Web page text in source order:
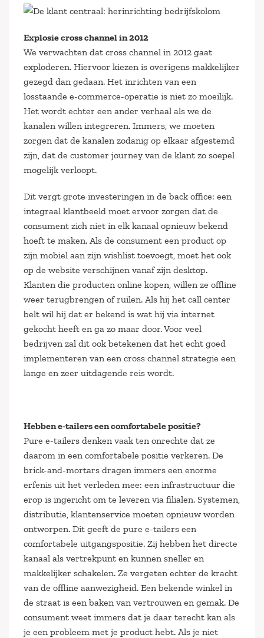
Explosie cross channel in 2012
We verwachten dat cross channel in 2012 gaat
exploderen. Hiervoor kiezen is overigens makkelijker
gezegd dan gedaan. Het inrichten van een
losstaande e-commerce-operatie is niet zo moeilijk.
Het wordt echter een ander verhaal als we de
kanalen willen integreren. Immers, we moeten
zorgen dat de kanalen zodanig op elkaar afgestemd
zijn, dat de customer journey van de klant zo soepel
mogelijk verloopt.
Dit vergt grote investeringen in de back office: een
integraal klantbeeld moet ervoor zorgen dat de
consument zich niet in elk kanaal opnieuw bekend
hoeft te maken. Als de consument een product op
zijn mobiel aan zijn wishlist toevoegt, moet het ook
op de website verschijnen vanaf zijn desktop.
Klanten die producten online kopen, willen ze offline
weer terugbrengen of ruilen. Als hij het call center
belt wil hij dat er bekend is wat hij via internet
gekocht heeft en ga zo maar door. Voor veel
bedrijven zal dit ook betekenen dat het echt goed
implementeren van een cross channel strategie een
lange en zeer uitdagende reis wordt.
Hebben e-tailers een comfortabele positie?
Pure e-tailers denken vaak ten onrechte dat ze
daarom in een comfortabele positie verkeren. De
brick-and-mortars dragen immers een enorme
erfenis uit het verleden mee: een infrastructuur die
erop is ingericht om te leveren via filialen. Systemen,
distributie, klantenservice moeten opnieuw worden
ontworpen. Dit geeft de pure e-tailers een
comfortabele uitgangspositie. Zij hebben het directe
kanaal als vertrekpunt en kunnen sneller en
makkelijker schakelen. Ze vergeten echter de kracht
van de offline aanwezigheid. Een bekende winkel in
de straat is een baken van vertrouwen en gemak. De
consument weet immers dat je daar terecht kan als
je een probleem met je product hebt. Als je niet